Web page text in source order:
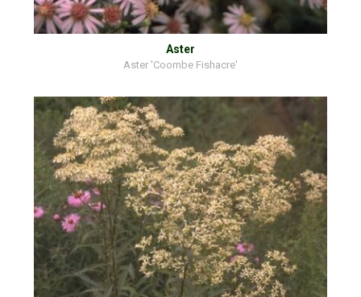
Aster
Aster 'Coombe Fishacre'